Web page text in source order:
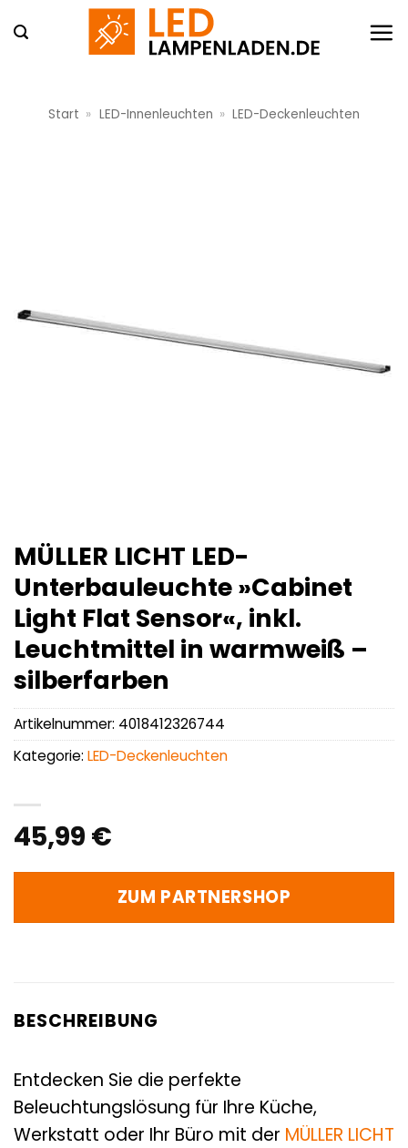
Inhalt
Start » LED-Innenleuchten » LED-Deckenleuchten
MÜLLER LICHT LED-
Unterbauleuchte »Cabinet
Light Flat Sensor«, inkl.
Leuchtmittel in warmweiß –
silberfarben
45,99 €
ZUM PARTNERSHOP
Artikelnummer: 4018412326744
Kategorie: LED-Deckenleuchten
BESCHREIBUNG
Entdecken Sie die perfekte
Beleuchtungslösung für Ihre Küche,
Werkstatt oder Ihr Büro mit der MÜLLER LICHT